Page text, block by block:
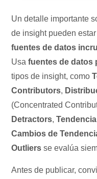
Un detalle importante
de insight pueden estar
fuentes de datos
Usafuentes de datos
tipos de insight, como
Contributors,
(Concentrated
Detractors,
Cambios de
Outliers se evalúa
Antes de publicar,